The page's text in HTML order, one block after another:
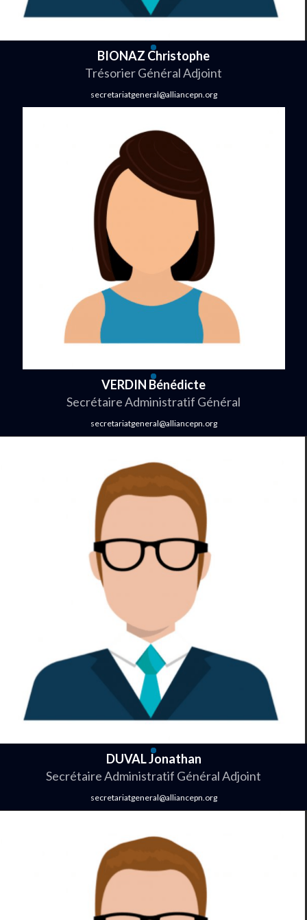
BIONAZ Christophe
Trésorier Général Adjoint
secretariatgeneral@alliancepn.org
VERDIN Bénédicte
Secrétaire Administratif Général
secretariatgeneral@alliancepn.org
DUVAL Jonathan
Secrétaire Administratif Général Adjoint
secretariatgeneral@alliancepn.org